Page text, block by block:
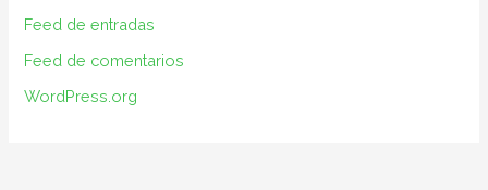
Feed de entradas
Feed de comentarios
WordPress.org